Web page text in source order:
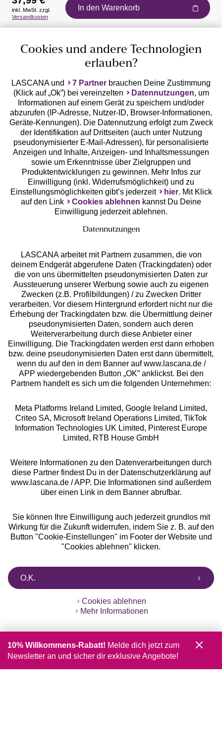
Auszeichnungen
Geprüfte Sicherheit
Unsere Apps
Services
Beratung
Über uns
Rechtliches
Alle Preise inkl. MwSt., zzgl.
Versandkosten
** Bonität vorausgesetzt, berechtigt zur Bonitätsprüfung
inkl. MwSt. zzgl.
Versandkosten
In den Warenkorb
Cookies und andere Technologien
erlauben?
LASCANA und 7 Partner brauchen Deine Zustimmung
(Klick auf „Ok”) bei vereinzelten
Datennutzungen, um
Informationen auf einem Gerät zu speichern und/oder
abzurufen (IP-Adresse, Nutzer-ID, Browser-Informationen,
Geräte-Kennungen). Die Datennutzung erfolgt zum Zweck
der Identifikation auf Drittseiten (auch unter Nutzung
pseudonymisierter E-Mail-Adressen), für personalisierte
Anzeigen und Inhalte, Anzeigen- und Inhaltsmessungen
sowie um Erkenntnisse über Zielgruppen und
Produktentwicklungen zu gewinnen. Mehr Infos zur
Einwilligung (inkl. Widerrufsmöglichkeit) und zu
Einstellungsmöglichkeiten gibt’s jederzeit
hier. Mit Klick
auf den Link
Cookies ablehnen kannst Du Deine
Einwilligung jederzeit ablehnen.
Datennutzungen
LASCANA arbeitet mit Partnern zusammen, die von
deinem Endgerät abgerufene Daten (Trackingdaten) oder
die von uns übermittelten pseudonymisierten Daten zur
Aussteuerung unserer Werbung sowie auch zu eigenen
Zwecken (z.B. Profilbildungen) / zu Zwecken Dritter
verarbeiten. Vor diesem Hintergrund erfordert nicht nur die
Erhebung der Trackingdaten bzw. die Übermittlung deiner
pseudonymisierten Daten, sondern auch deren
Weiterverarbeitung durch diese Anbieter einer
Einwilligung. Die Trackingdaten werden erst dann erhoben
bzw. deine pseudonymisierten Daten erst dann übermittelt,
wenn du auf den in dem Banner auf www.lascana.de /
APP wiedergebenden Button „OK” anklickst. Bei den
Partnern handelt es sich um die folgenden Unternehmen:
Meta Platforms Ireland Limited, Google Ireland Limited,
Criteo SA, Microsoft Ireland Operations Limited, TikTok
Information Technologies UK Limited, Pinterest Europe
Limited, RTB House GmbH
Weitere Informationen zu den Datenverarbeitungen durch
diese Partner findest Du in der Datenschutzerklärung auf
www.lascana.de / APP. Die Informationen sind außerdem
über einen Link in dem Banner abrufbar.
Sie können Ihre Einwilligung auch jederzeit grundlos mit
Wirkung für die Zukunft widerrufen, indem Sie z. B. auf den
Button "Cookie-Einstellungen" im Footer der Website und
"Cookies ablehnen" klicken.
O.K.
Cookies ablehnen
Mehr Informationen
10% Willkommens-Rabatt! Melde dich jetzt zum
Newsletter an und sicher dir exklusive Angebote!